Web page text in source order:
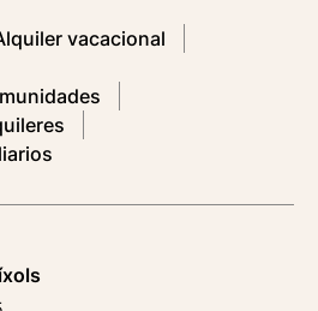
vacacional